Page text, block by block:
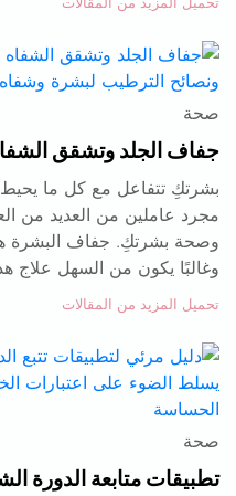
صحة
جفاف الجلد وتشقق
بشرتكِ تتفاعل مع كل ما يحيط
مجرد عاملين من العديد من
وصحة بشرتكِ. جفاف البشرة
وغالبًا يكون من السهل علاج
تحميل المزيد من المقالات
صحة
تطبيقات متابعة الدورة